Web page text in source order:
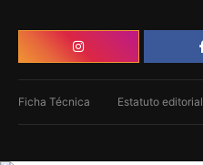
Ficha Técnica Estatuto editorial